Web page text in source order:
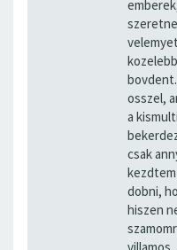
osszel,
a
csak
dobni,
hiszen